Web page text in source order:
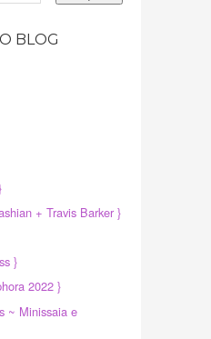
BLOG
+ Travis Barker }
}
2022 }
~ Minissaia e